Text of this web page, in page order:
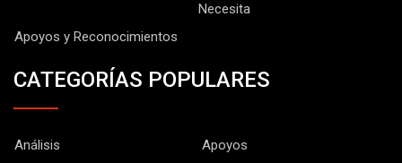
Necesita
Apoyos y Reconocimientos
CATEGORÍAS POPULARES
Análisis
Apoyos